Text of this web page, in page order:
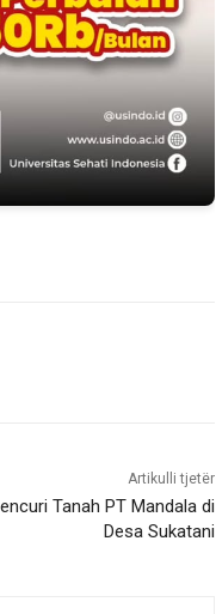
Artikulli tjetër
Tanah PT Mandala di
Desa Sukatani